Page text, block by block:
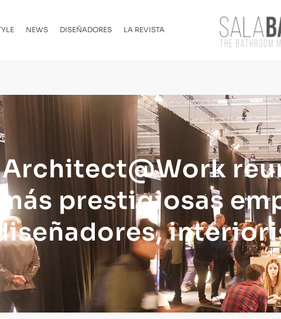
NEWS DISEÑADORES LA REVISTA
Architect@Work
más prestigiosas